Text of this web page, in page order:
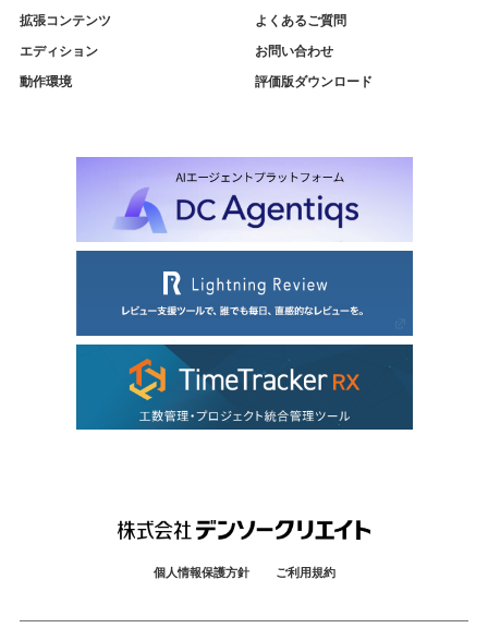
拡張コンテンツ
エディション
動作環境
よくあるご質問
お問い合わせ
評価版ダウンロード
個人情報保護方針 ご利用規約